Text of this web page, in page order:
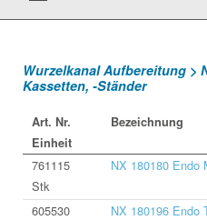
Wurzelkanal Aufbereitung >
Kassetten, -Ständer
Art. Nr.
Bezeichnung
Einheit
761115
NX 180180 Endo
Stk
605530
NX 180196 Endo